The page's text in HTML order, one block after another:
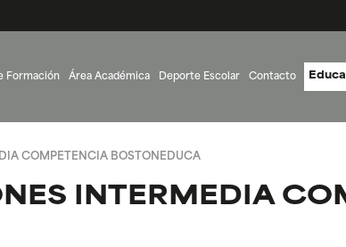
Formación Área Académica Deporte Escolar Contacto
COMPETENCIA BOSTONEDUCA
INTERMEDIA